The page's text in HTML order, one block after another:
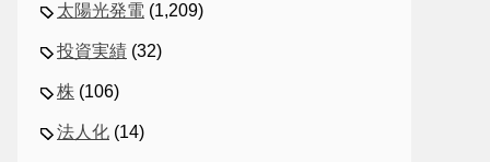
太陽光発電 (1,209)
投資実績 (32)
株 (106)
法人化 (14)